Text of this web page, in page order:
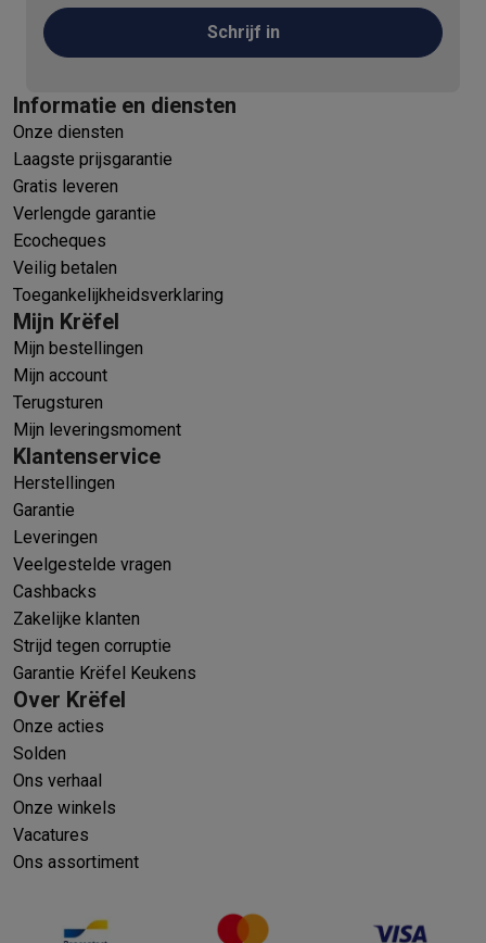
Schrijf in
Informatie en diensten
Onze diensten
Laagste prijsgarantie
Gratis leveren
Verlengde garantie
Ecocheques
Veilig betalen
Toegankelijkheidsverklaring
Mijn Krëfel
Mijn bestellingen
Mijn account
Terugsturen
Mijn leveringsmoment
Klantenservice
Herstellingen
Garantie
Leveringen
Veelgestelde vragen
Cashbacks
Zakelijke klanten
Strijd tegen corruptie
Garantie Krëfel Keukens
Over Krëfel
Onze acties
Solden
Ons verhaal
Onze winkels
Vacatures
Ons assortiment